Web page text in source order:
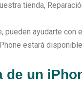
tienda,
pueden ayudarte
estará
de un